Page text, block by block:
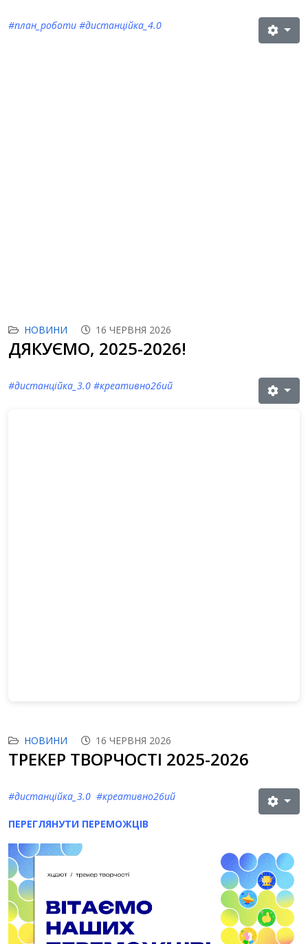
#план_роботи #дистанційка_4.0
НОВИНИ 16 ЧЕРВНЯ 2026
ДЯКУЄМО, 2025-2026!
#дистанційка_3.0 #креативно26ий
НОВИНИ 16 ЧЕРВНЯ 2026
ТРЕКЕР ТВОРЧОСТІ 2025-2026
#дистанційка_3.0 #креативно26ий
ПЕРЕГЛЯНУТИ ПЕРЕМОЖЦІВ